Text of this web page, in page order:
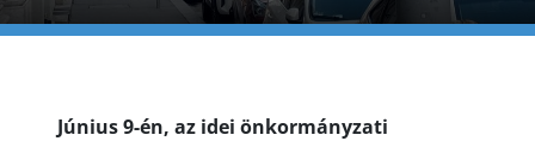
Június 9-én, az idei önkormányzati